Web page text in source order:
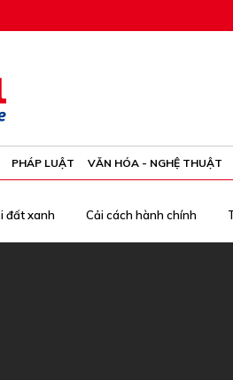
PHÁP LUẬT VĂN HÓA - NGHỆ THUẬT
đất xanh Cải cách hành chính